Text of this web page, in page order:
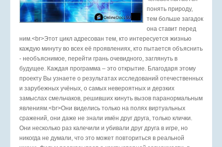
понять природу,
тем больше загадок
она ставит перед
ним.<br>Этот цикл адресован тем, кто интересуется жизнью
каждую минуту во всех её проявлениях, кто пытается объяснить
- необъяснимое, перейти грань очевидного, заглянуть в
будущее. Каждая программа – это открытие. Благодаря этому
проекту Вы узнаете о результатах исследований отечественных
и зарубежных учёных, о самых невероятных и дерзких
замыслах смельчаков, решивших кинуть вызов паранормальным
явлениям.<br>Они виделись только на полях виртуальных
сражений, они даже не знали имён друг друга, только клички.
Они несколько раз калечили и убивали друг друга в игре, но
никогда не думали, что это может повториться в реальной